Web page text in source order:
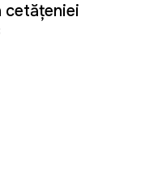
cetățeniei